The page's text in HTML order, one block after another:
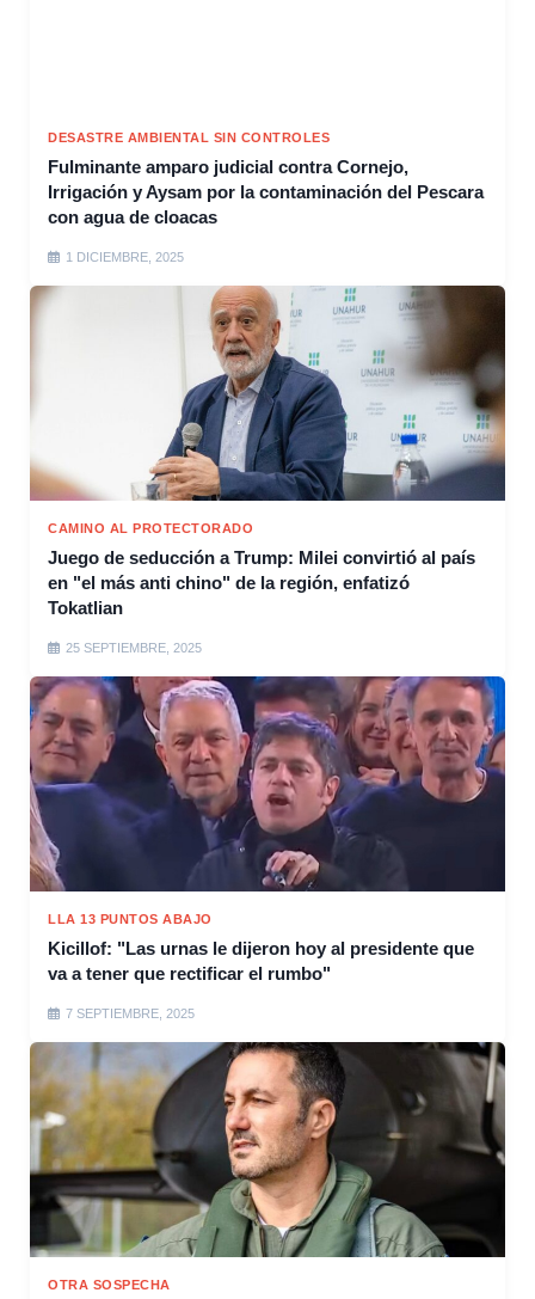
DESASTRE AMBIENTAL SIN CONTROLES
Fulminante amparo judicial contra Cornejo,
Irrigación y Aysam por la contaminación del Pescara
con agua de cloacas
1 DICIEMBRE, 2025
CAMINO AL PROTECTORADO
Juego de seducción a Trump: Milei convirtió al país
en "el más anti chino" de la región, enfatizó
Tokatlian
25 SEPTIEMBRE, 2025
LLA 13 PUNTOS ABAJO
Kicillof: "Las urnas le dijeron hoy al presidente que
va a tener que rectificar el rumbo"
7 SEPTIEMBRE, 2025
OTRA SOSPECHA